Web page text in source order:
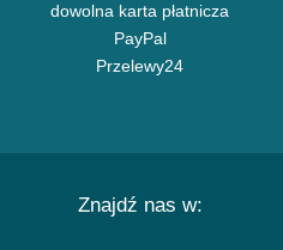
dowolna karta płatnicza
PayPal
Przelewy24
Znajdź nas w: